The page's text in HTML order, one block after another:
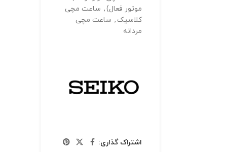
موتور فعال), ساعت مچی
کلاسیک , ساعت مچی
مردانه
اشتراک گذاری: